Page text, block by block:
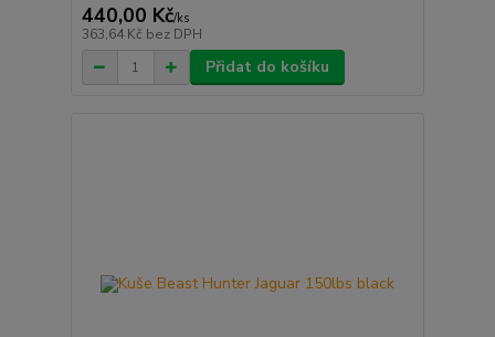
440,00 Kč/ks
363,64 Kč bez DPH
Přidat do košíku